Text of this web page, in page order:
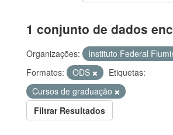
1 conjunto de dados
Organizações:
Instituto Federal
Formatos:
ODS
Etiquetas:
Cursos de graduação
Filtrar Resultados